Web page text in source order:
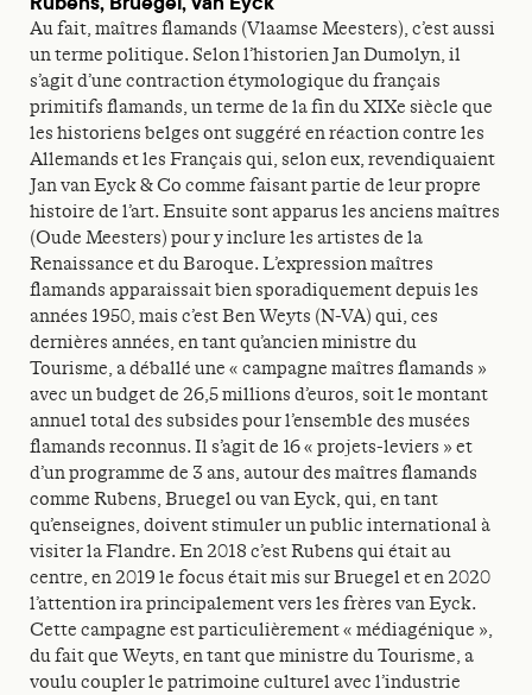
Au fait, maîtres flamands (Vlaamse Meesters), c’est aussi
un terme politique. Selon l’historien Jan Dumolyn, il
s’agit d’une contraction étymologique du français
primitifs flamands, un terme de la fin du XIXe siècle que
les historiens belges ont suggéré en réaction contre les
Allemands et les Français qui, selon eux, revendiquaient
Jan van Eyck & Co comme faisant partie de leur propre
histoire de l’art. Ensuite sont apparus les anciens maîtres
(Oude Meesters) pour y inclure les artistes de la
Renaissance et du Baroque. L’expression maîtres
flamands apparaissait bien sporadiquement depuis les
années 1950, mais c’est Ben Weyts (N-VA) qui, ces
dernières années, en tant qu’ancien ministre du
Tourisme, a déballé une « campagne maîtres flamands »
avec un budget de 26,5 millions d’euros, soit le montant
annuel total des subsides pour l’ensemble des musées
flamands reconnus. Il s’agit de 16 « projets-leviers » et
d’un programme de 3 ans, autour des maîtres flamands
comme Rubens, Bruegel ou van Eyck, qui, en tant
qu’enseignes, doivent stimuler un public international à
visiter la Flandre. En 2018 c’est Rubens qui était au
centre, en 2019 le focus était mis sur Bruegel et en 2020
l’attention ira principalement vers les frères van Eyck.
Cette campagne est particulièrement « médiagénique »,
du fait que Weyts, en tant que ministre du Tourisme, a
voulu coupler le patrimoine culturel avec l’industrie